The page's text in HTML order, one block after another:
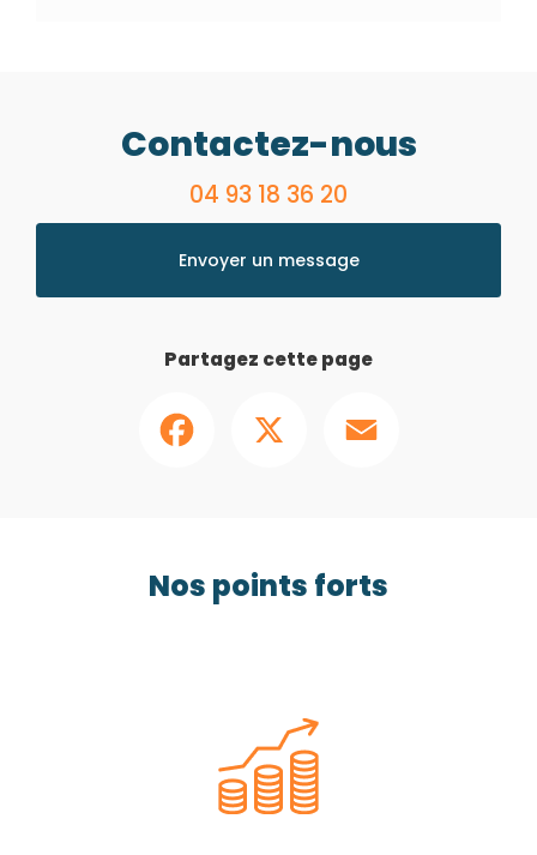
Contactez-nous
04 93 18 36 20
Envoyer un message
Partagez cette page
Nos points forts